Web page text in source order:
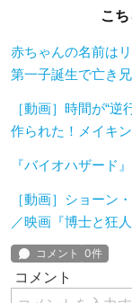
こ
赤ちゃんの名前は
第一子誕生で亡き
［動画］時間が“
作られた！メイキ
『バイオハザード
［動画］ショーン
／映画『博士と狂